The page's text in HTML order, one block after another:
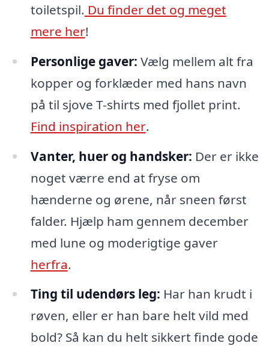
toiletspil. Du finder det og meget
mere her!
Personlige gaver: Vælg mellem alt fra
kopper og forklæder med hans navn
på til sjove T-shirts med fjollet print.
Find inspiration her.
Vanter, huer og handsker: Der er ikke
noget værre end at fryse om
hænderne og ørene, når sneen først
falder. Hjælp ham gennem december
med lune og moderigtige gaver
herfra.
Ting til udendørs leg: Har han krudt i
røven, eller er han bare helt vild med
bold? Så kan du helt sikkert finde gode